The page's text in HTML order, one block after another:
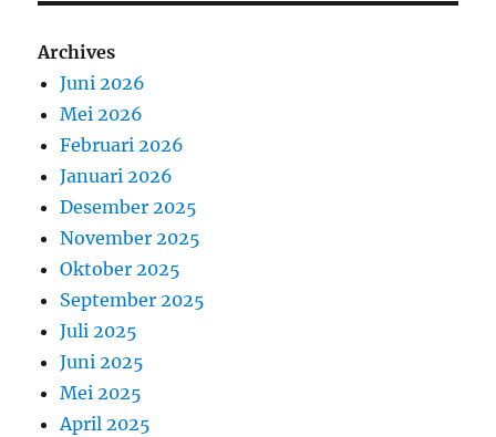
Archives
Juni 2026
Mei 2026
Februari 2026
Januari 2026
Desember 2025
November 2025
Oktober 2025
September 2025
Juli 2025
Juni 2025
Mei 2025
April 2025